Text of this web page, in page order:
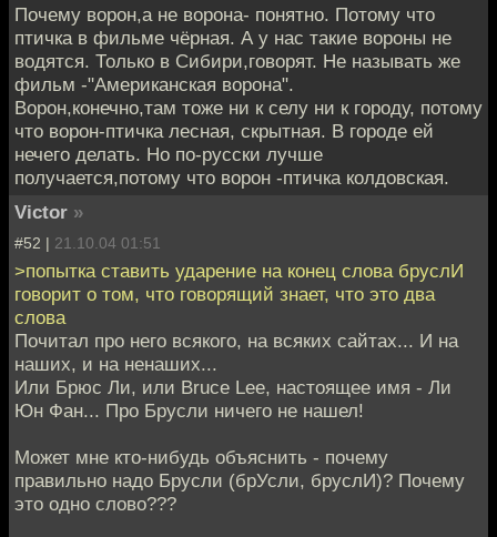
Почему ворон,а не ворона- понятно. Потому что
птичка в фильме чёрная. А у нас такие вороны не
водятся. Только в Сибири,говорят. Не называть же
фильм -"Американская ворона".
Ворон,конечно,там тоже ни к селу ни к городу, потому
что ворон-птичка лесная, скрытная. В городе ей
нечего делать. Но по-русски лучше
получается,потому что ворон -птичка колдовская.
Victor »
#52 | 21.10.04 01:51
>попытка ставить ударение на конец слова бруслИ
говорит о том, что говорящий знает, что это два
слова
Почитал про него всякого, на всяких сайтах... И на
наших, и на ненаших...
Или Брюс Ли, или Bruce Lee, настоящее имя - Ли
Юн Фан... Про Брусли ничего не нашел!
Может мне кто-нибудь объяснить - почему
правильно надо Брусли (брУсли, бруслИ)? Почему
это одно слово???